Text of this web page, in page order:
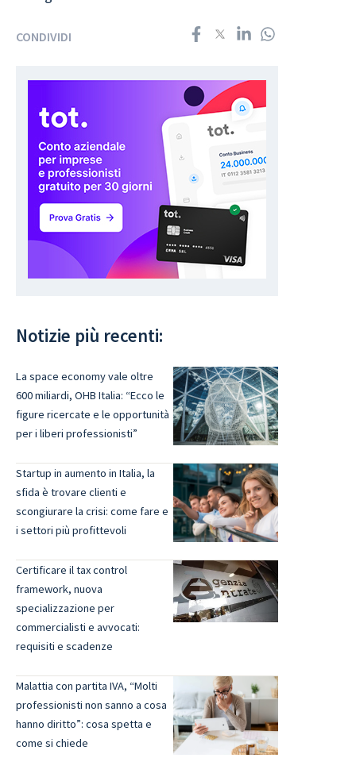
CONDIVIDI
Notizie più recenti:
La space economy vale oltre
600 miliardi, OHB Italia: “Ecco le
figure ricercate e le opportunità
per i liberi professionisti”
Startup in aumento in Italia, la
sfida è trovare clienti e
scongiurare la crisi: come fare e
i settori più profittevoli
Certificare il tax control
framework, nuova
specializzazione per
commercialisti e avvocati:
requisiti e scadenze
Malattia con partita IVA, “Molti
professionisti non sanno a cosa
hanno diritto”: cosa spetta e
come si chiede